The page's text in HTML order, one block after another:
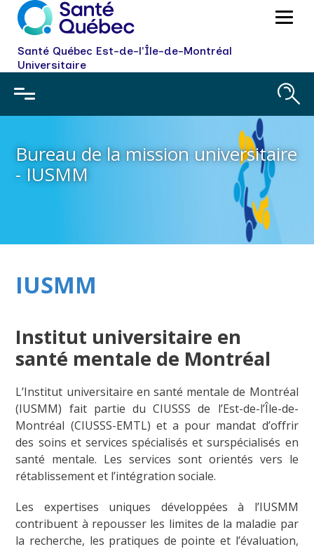
Santé Québec Est-de-l'Île-de-Montréal
Universitaire
Bureau de la mission universitaire
- IUSMM
IUSMM
Institut universitaire en
santé mentale de Montréal
L’Institut universitaire en santé mentale de Montréal
(IUSMM) fait partie du CIUSSS de l’Est-de-l’Île-de-
Montréal (CIUSSS-EMTL) et a pour mandat d’offrir
des soins et services spécialisés et surspécialisés en
santé mentale. Les services sont orientés vers le
rétablissement et l’intégration sociale.
Les expertises uniques développées à l’IUSMM
contribuent à repousser les limites de la maladie par
la recherche, les pratiques de pointe et l’évaluation,